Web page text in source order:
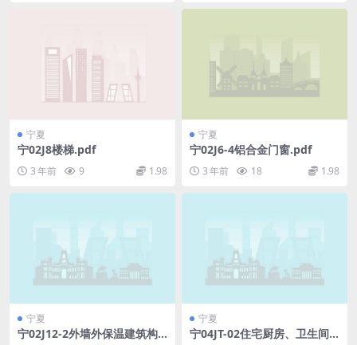
宁夏
宁02J8楼梯.pdf
3 年前 9 1.98
宁夏
宁02J6-4铝合金门窗.pdf
3 年前 18 1.98
宁夏
宁02J12-2外墙外保温建筑构
宁夏
宁04JT-02住宅厨房、卫生间